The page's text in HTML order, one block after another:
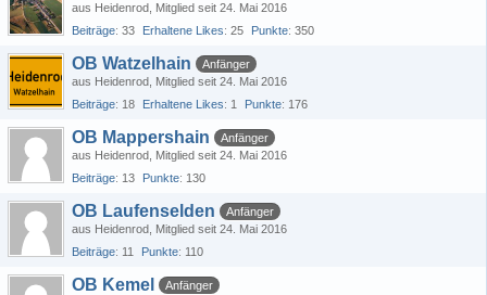
aus Heidenrod Mitglied seit 24. Mai 2016
Beiträge 33 Erhaltene Likes 25 Punkte 350
OB Watzelhain
Anfänger
aus Heidenrod Mitglied seit 24. Mai 2016
Beiträge 18 Erhaltene Likes 1 Punkte 176
OB Mappershain
Anfänger
aus Heidenrod Mitglied seit 24. Mai 2016
Beiträge 13 Punkte 130
OB Laufenselden
Anfänger
aus Heidenrod Mitglied seit 24. Mai 2016
Beiträge 11 Punkte 110
OB Kemel
Anfänger